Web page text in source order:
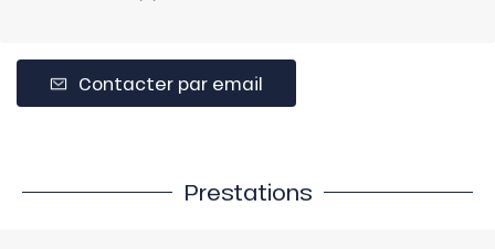
Contacter par email
Prestations